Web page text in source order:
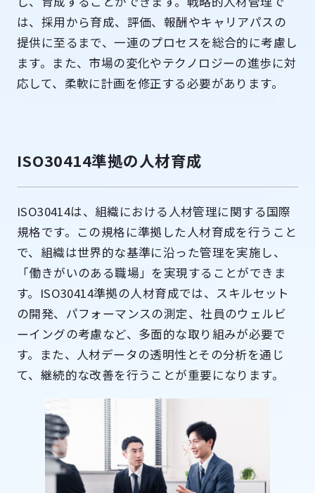
は、採用から育成、評価、報酬やキャリアパスの
提供に至るまで、一連のプロセスを総合的に考慮し
ます。また、市場の変化やテクノロジーの進歩に対
応して、柔軟に計画を修正する必要があります。
ISO30414準拠の人材育成
ISO30414は、組織における人材管理に関する国際
規格です。この規格に準拠した人材育成を行うこと
で、組織は世界的な基準に沿った管理を実施し、
「働きがいのある職場」を実現することができま
す。ISO30414準拠の人材育成では、スキルセット
の開発、パフォーマンスの測定、社員のウェルビ
ーイングの考慮など、多面的な取り組みが必要で
す。また、人材データの透明性とその分析を通じ
て、継続的な改善を行うことが重要になります。